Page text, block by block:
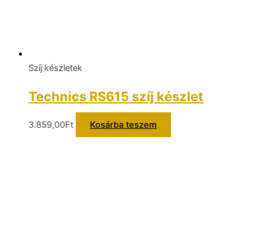
Szíj készletek
Technics RS615 szíj készlet
3.859,00Ft Kosárba teszem